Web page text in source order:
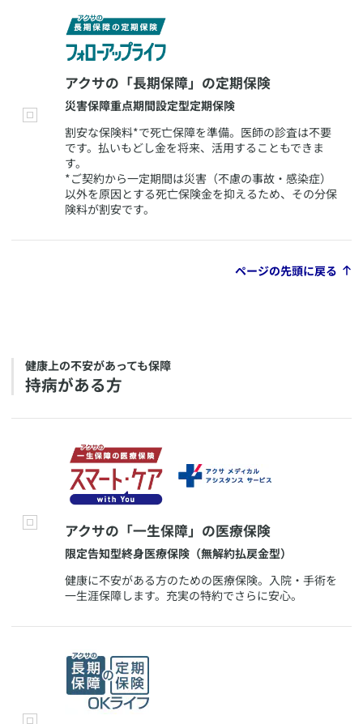
​アクサの「長期保障」の定期保険
​災害保障重点期間設定型定期保険
​割安な保険料*で死亡保障を準備。医師の診査は不要
です。払いもどし金を将来、活用することもできま
す。
*ご契約から一定期間は災害（不慮の事故・感染症）
以外を原因とする死亡保険金を抑えるため、その分保
険料が割安です。
ページの先頭に戻る
​健康上の不安があっても保障
​持病がある方
​アクサの「一生保障」の医療保険
​限定告知型終身医療保険（無解約払戻金型）
​健康に不安がある方のための医療保険。入院・手術を
一生涯保障します。充実の特約でさらに安心。